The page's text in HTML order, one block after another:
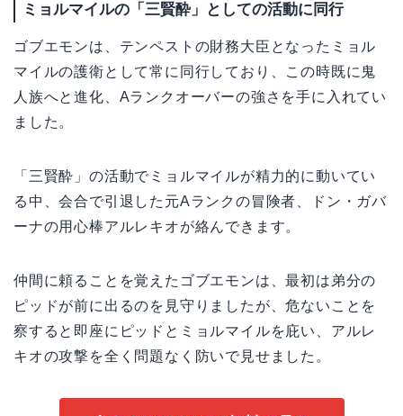
ミョルマイルの「三賢酔」としての活動に同行
ゴブエモンは、テンペストの財務大臣となったミョル
マイルの護衛として常に同行しており、この時既に鬼
人族へと進化、Aランクオーバーの強さを手に入れてい
ました。
「三賢酔」の活動でミョルマイルが精力的に動いてい
る中、会合で引退した元Aランクの冒険者、ドン・ガバ
ーナの用心棒アルレキオが絡んできます。
仲間に頼ることを覚えたゴブエモンは、最初は弟分の
ピッドが前に出るのを見守りましたが、危ないことを
察すると即座にピッドとミョルマイルを庇い、アルレ
キオの攻撃を全く問題なく防いで見せました。